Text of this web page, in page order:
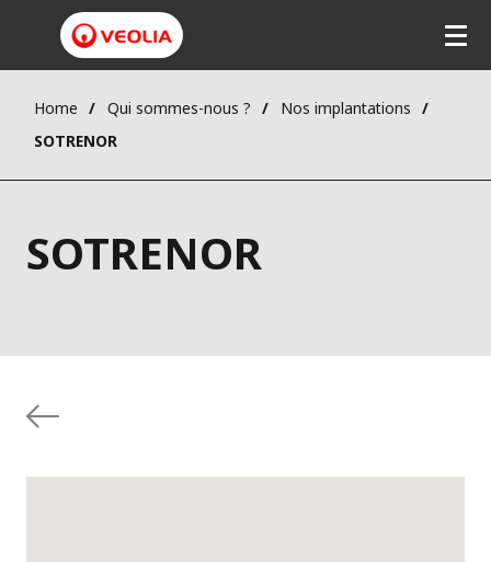
Home Qui sommes-nous ?
Nos implantations
SOTRENOR
SOTRENOR